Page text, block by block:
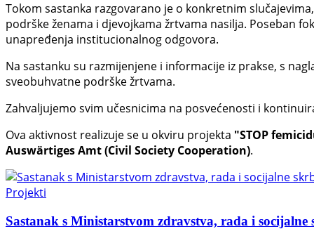
Tokom sastanka razgovarano je o konkretnim
podrške ženama i djevojkama žrtvama nasilja. Poseban
unapređenja institucionalnog odgovora.
Na sastanku su razmijenjene i informacije iz prakse, s
sveobuhvatne podrške žrtvama.
Zahvaljujemo svim učesnicima na posvećenosti i
Ova aktivnost realizuje se u okviru projekta "STOP
Auswärtiges Amt (Civil Society Cooperation).
Projekti
Sastanak s Ministarstvom zdravstva, rada i